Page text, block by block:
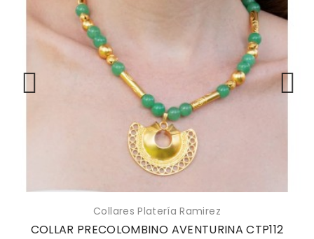
Collares Platería Ramirez
COLLAR PRECOLOMBINO AVENTURINA CTP112